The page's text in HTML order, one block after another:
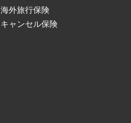
海外旅行保険
キャンセル保険